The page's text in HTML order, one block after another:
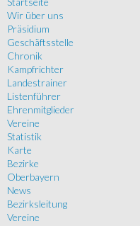
Wir über uns
Präsidium
Geschäftsstelle
Chronik
Kampfrichter
Landestrainer
Listenführer
Ehrenmitglieder
Vereine
Statistik
Karte
Bezirke
Oberbayern
News
Bezirksleitung
Vereine